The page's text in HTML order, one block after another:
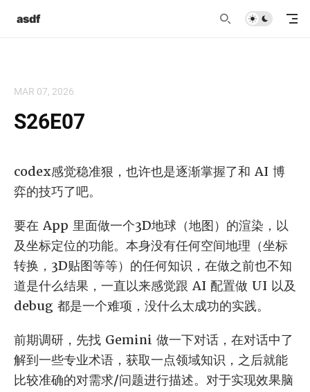
asdf
MAR 07, 2026
S26E07
codex感觉稳准狠，也许也是逐渐掌握了和 AI 博
弈的技巧了吧。
要在 App 里面做一个3D地球（地图）的渲染，以
及坐标定位的功能。本身没有任何空间地理（坐标
转换，3D贴图等等）的任何知识，在做之前也不知
道是什么结果，一直以来感觉跟 AI 配置做 UI 以及
debug 都是一个难项，没什么太成功的实践。
前期调研，先找 Gemini 做一下对话，在对话中了
解到一些专业术语，获取一点领域知识，之后就能
比较准确的对需求/问题进行描述。对于实现效果脑